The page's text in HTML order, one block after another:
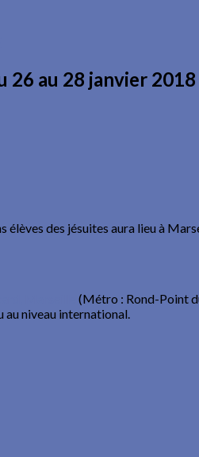
26 au 28 janvier 2018
élèves des jésuites aura lieu à
(Métro : Rond-Point
au niveau international.